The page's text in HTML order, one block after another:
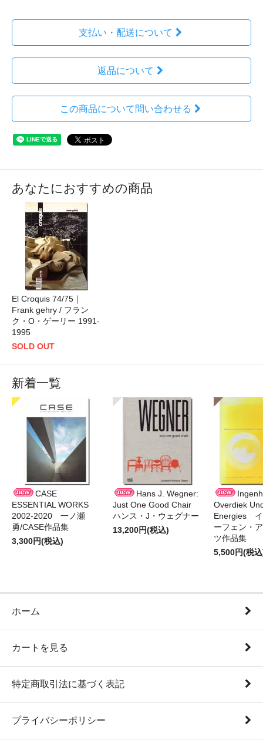
支払い・配送について
返品について
この商品について問い合わせる
あなたにおすすめの商品
El Croquis 74/75｜
Frank gehry / フラン
ク・O・ゲーリー 1991-
1995
SOLD OUT
新着一覧
CASE
ESSENTIAL WORKS
2002-2020 一ノ瀬
勇/CASE作品集
3,300円(税込)
Hans J. Wegner:
Just One Good Chair
ハンス・J・ウェグナー
13,200円(税込)
Overdiek
Energies イ
ーフェン・
ツ作品集
5,500円(税
ホーム
カートを見る
特定商取引法に基づく表記
プライバシーポリシー